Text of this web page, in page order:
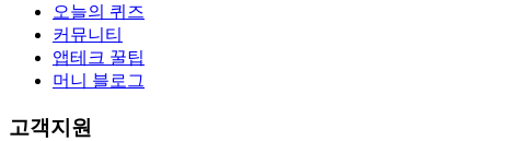
오늘의 퀴즈
커뮤니티
앱테크 꿀팁
머니 블로그
고객지원